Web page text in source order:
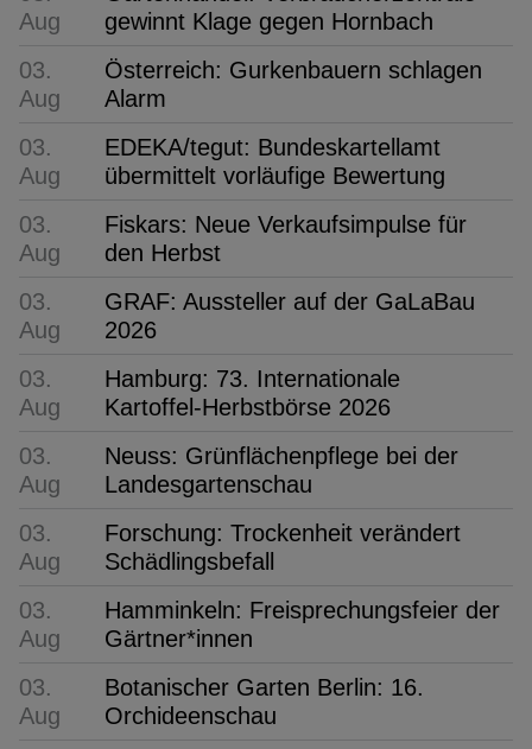
Aug
gewinnt Klage gegen Hornbach
03.
Aug
Österreich: Gurkenbauern schlagen
Alarm
03.
Aug
EDEKA/tegut: Bundeskartellamt
übermittelt vorläufige Bewertung
03.
Aug
Fiskars: Neue Verkaufsimpulse für
den Herbst
03.
Aug
GRAF: Aussteller auf der GaLaBau
2026
03.
Aug
Hamburg: 73. Internationale
Kartoffel-Herbstbörse 2026
03.
Aug
Neuss: Grünflächenpflege bei der
Landesgartenschau
03.
Aug
Forschung: Trockenheit verändert
Schädlingsbefall
03.
Aug
Hamminkeln: Freisprechungsfeier der
Gärtner*innen
03.
Aug
Botanischer Garten Berlin: 16.
Orchideenschau